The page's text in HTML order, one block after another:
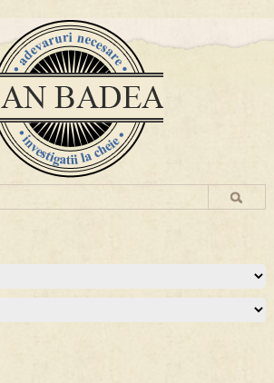
(Nemira)
prima lucrare despre controversatele